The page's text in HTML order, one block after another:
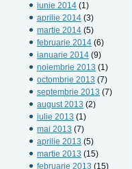
iunie 2014 (1)
aprilie 2014 (3)
martie 2014 (5)
februarie 2014 (6)
ianuarie 2014 (9)
noiembrie 2013 (1)
octombrie 2013 (7)
septembrie 2013 (7)
august 2013 (2)
iulie 2013 (1)
mai 2013 (7)
aprilie 2013 (5)
martie 2013 (15)
februarie 2013 (15)